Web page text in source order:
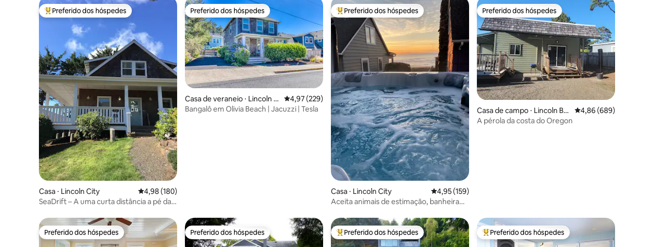
Entre os melhores preferidos dos hóspedes
Preferido dos hóspedes
Casa ⋅ Lincoln City 4,98 de uma avaliação média de 5, 180 avaliações
4,98 (180)
SeaDrift – A uma curta distância a pé da
Preferido dos hóspedes
Preferido dos hóspedes
Casa de veraneio ⋅ Lincoln Ci
ty
4,97 de uma avaliação média de 5, 229 avaliações
4,97 (229)
Bangalô em Olivia Beach | Jacuzzi | Tesla
Entre os melhores preferidos dos hóspedes
Preferido dos hóspedes
Casa ⋅ Lincoln City 4,95 de uma avaliação média de 5, 159 avaliações
4,95 (159)
Aceita animais de estimação, banheira
camas king size, vista
Preferido dos hóspedes
Preferido dos hóspedes
Casa de campo ⋅ Lincoln Be
ach
4,86 de uma avaliação
4,86 (689)
A pérola da costa do Oregon
Preferido dos hóspedes
Preferido dos hóspedes Preferido dos hóspedes
Preferido dos hóspedes Entre os melhores preferidos dos hóspedes
Preferido dos hóspedes Entre os melhores preferidos dos hóspedes
Preferido dos hóspedes